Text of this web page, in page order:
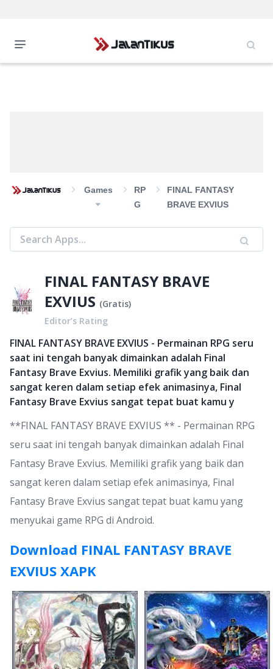
Games
RP
G
FINAL FANTASY
BRAVE EXVIUS
FINAL FANTASY BRAVE
EXVIUS (Gratis)
Editor’s Rating
FINAL FANTASY BRAVE EXVIUS - Permainan RPG seru
saat ini tengah banyak dimainkan adalah Final
Fantasy Brave Exvius. Memiliki grafik yang baik dan
sangat keren dalam setiap efek animasinya, Final
Fantasy Brave Exvius sangat tepat buat kamu y
**FINAL FANTASY BRAVE EXVIUS ** - Permainan RPG
seru saat ini tengah banyak dimainkan adalah Final
Fantasy Brave Exvius. Memiliki grafik yang baik dan
sangat keren dalam setiap efek animasinya, Final
Fantasy Brave Exvius sangat tepat buat kamu yang
menyukai game RPG di Android.
Download FINAL FANTASY BRAVE
EXVIUS XAPK